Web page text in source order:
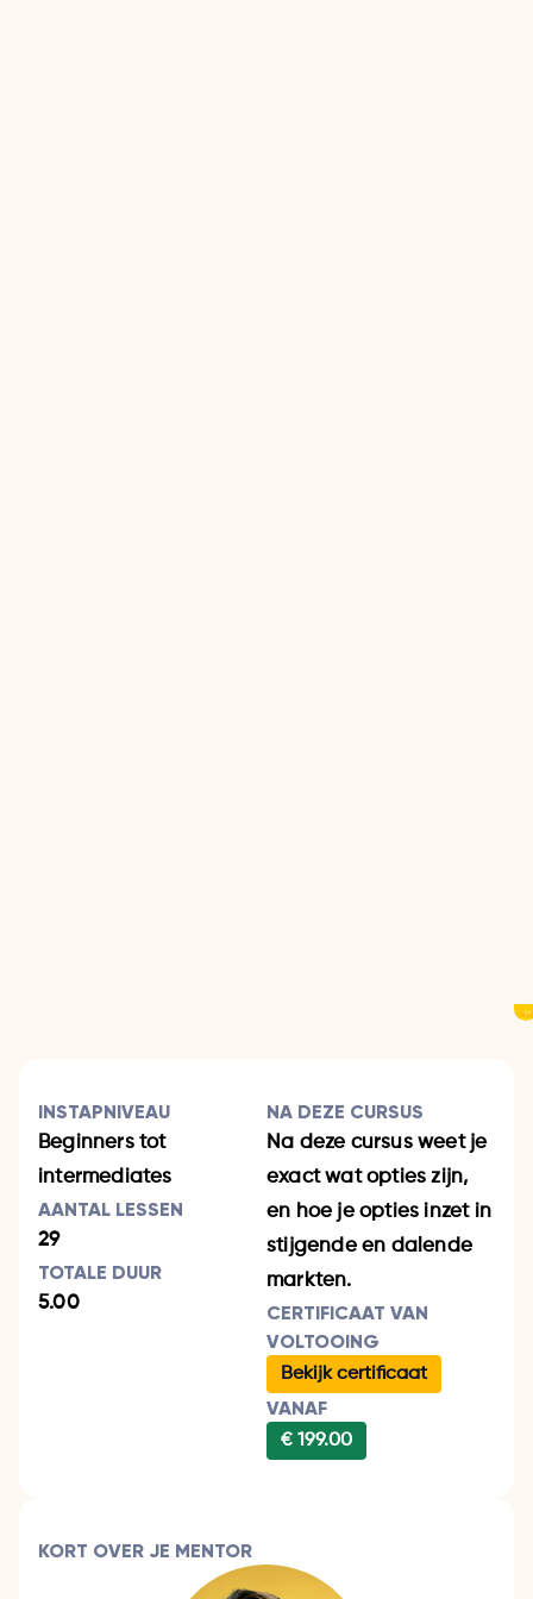
INSTAPNIVEAU
Beginners tot
intermediates
AANTAL LESSEN
29
TOTALE DUUR
5.00
NA DEZE CURSUS
Na deze cursus weet je
exact wat opties zijn,
en hoe je opties inzet in
stijgende en dalende
markten.
CERTIFICAAT VAN
VOLTOOING
Bekijk certificaat
VANAF
€ 199.00
KORT OVER JE MENTOR